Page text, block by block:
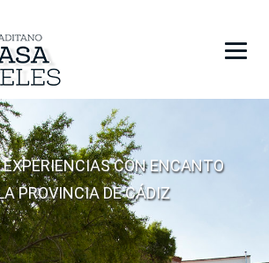
CON ENCANTO
PROVINCIA DE CÁDIZ